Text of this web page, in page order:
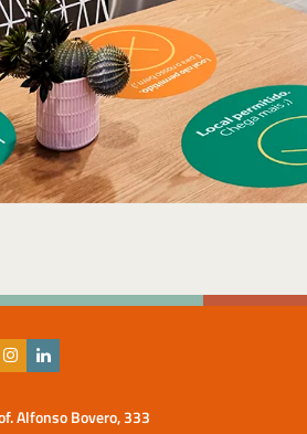
Alfonso Bovero, 333